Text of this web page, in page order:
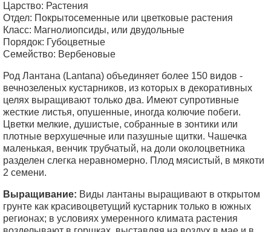
Царство: Растения
Отдел: Покрытосеменные или цветковые растения
Класс: Магнолиопсиды, или двудольные
Порядок: Губоцветные
Семейство: Вербеновые
Род Лантана (Lantana) объединяет более 150 видов -
вечнозеленых кустарников, из которых в декоративных
целях выращивают только два. Имеют супротивные
жесткие листья, опушенные, иногда колючие побеги.
Цветки мелкие, душистые, собранные в зонтики или
плотные верхушечные или пазушные щитки. Чашечка
маленькая, венчик трубчатый, на доли околоцветника
разделен слегка неравномерно. Плод мясистый, в мякоти
2 семени.
Выращивание: Виды лантаны выращивают в открытом
грунте как красивоцветущий кустарник только в южных
регионах; в условиях умеренного климата растения